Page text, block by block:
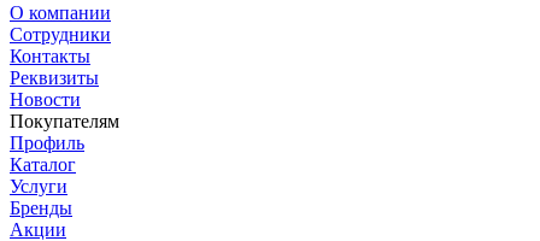
О компании
Сотрудники
Контакты
Реквизиты
Новости
Покупателям
Профиль
Каталог
Услуги
Бренды
Акции